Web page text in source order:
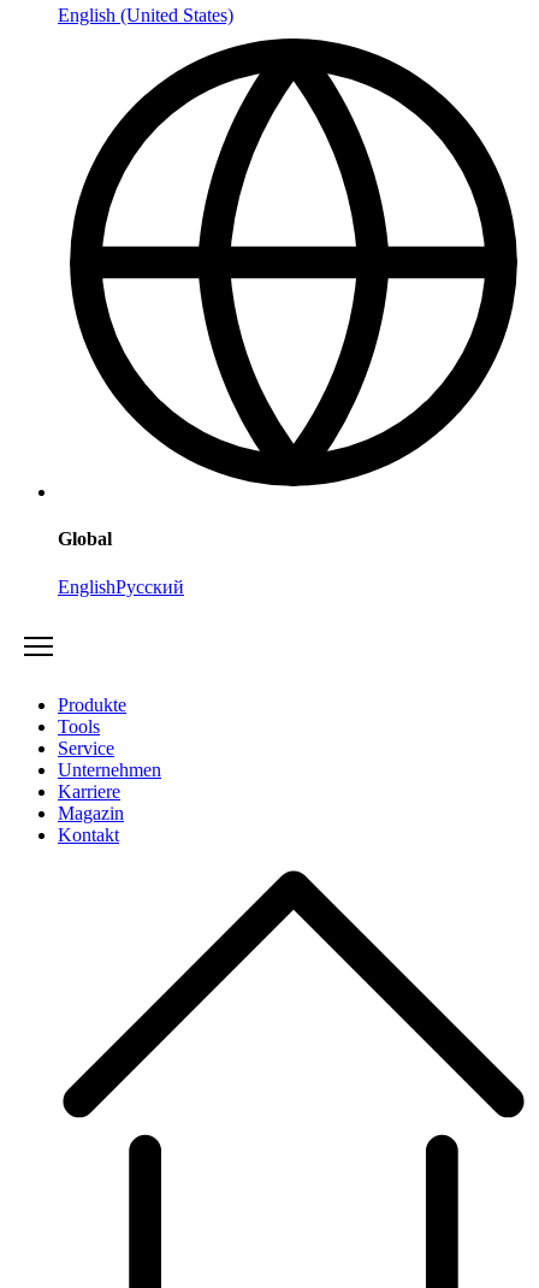
English (United States)
Global
EnglishРусский
Produkte
Tools
Service
Unternehmen
Karriere
Magazin
Kontakt